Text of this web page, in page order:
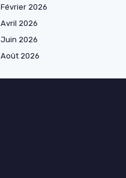
Février 2026
Avril 2026
Juin 2026
Août 2026